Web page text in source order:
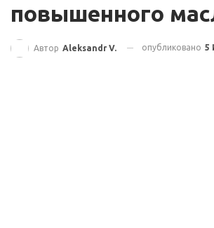
повышенного
Автор Aleksandr V. опубликовано 5